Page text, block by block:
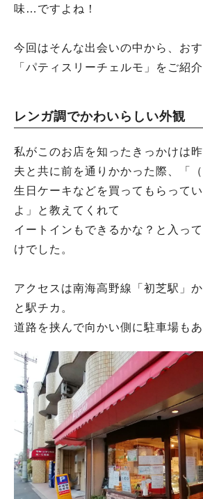
味…ですよね！
今回はそんな出会いの中から、お
「パティスリーチェルモ」をご紹
レンガ調でかわいらしい外観
私がこのお店を知ったきっかけは昨
夫と共に前を通りかかった際、「
生日ケーキなどを買ってもらって
よ」と教えてくれて
イートインもできるかな？と入っ
けでした。
アクセスは南海高野線「初芝駅」
と駅チカ。
道路を挟んで向かい側に駐車場もあ